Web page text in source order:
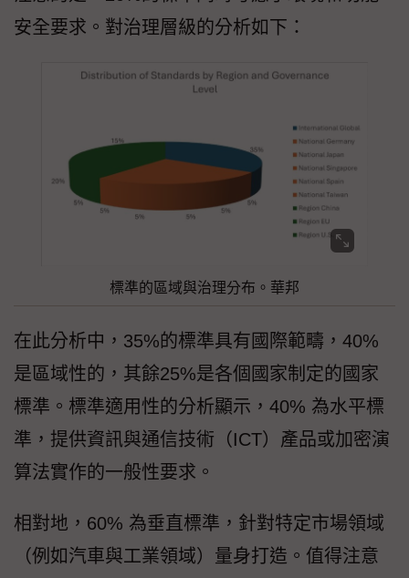
安全要求。對治理層級的分析如下：
標準的區域與治理分布。華邦
在此分析中，35%的標準具有國際範疇，40%
是區域性的，其餘25%是各個國家制定的國家
標準。標準適用性的分析顯示，40% 為水平標
準，提供資訊與通信技術（ICT）產品或加密演
算法實作的一般性要求。
相對地，60% 為垂直標準，針對特定市場領域
（例如汽車與工業領域）量身打造。值得注意